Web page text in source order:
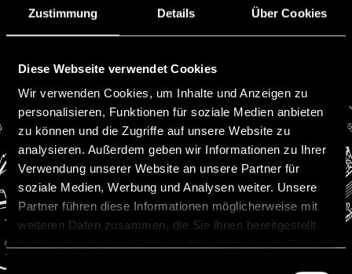
Zustimmung Details Über Cookies
Diese Webseite verwendet Cookies
Wir verwenden Cookies, um Inhalte und Anzeigen zu
personalisieren, Funktionen für soziale Medien anbieten
zu können und die Zugriffe auf unsere Website zu
analysieren. Außerdem geben wir Informationen zu Ihrer
Verwendung unserer Website an unsere Partner für
soziale Medien, Werbung und Analysen weiter. Unsere
Partner führen diese Informationen möglicherweise mit
weiteren Daten zusammen, die Sie ihnen bereitgestellt
Einwilligungsauswahl
Previous Next
Contact
Niedermüller Attorneys at Law